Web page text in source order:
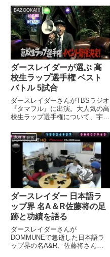
トーク。1年延期という「賭け」
に出た安倍首相、森喜朗会長につ
いてや3000億円とも言われる追
加負担金などについて話...
BAZOOKA!!!
ダースレイダーが選ぶ 高
校生ラップ選手権 ベスト
バトル 5試合
ダースレイダーさんがTBSラジオ
『タマフル』に出演。大人気の高
校生ラップ選手権について、宇多
トバトルを5つ、紹介していまし
た。（宇多丸）TBSラジオ ライ
ムスター宇多丸のウィークエン
ド・シャッフル、今夜はもうひ...
dommune
ダースレイダー 日本語ラ
ップ界 名A＆R佐藤将の足
跡と功績を語る
ダースレイダーさんが
DOMMUNEで急逝した日本語ラ
ップ界の名A&R、佐藤将さんを